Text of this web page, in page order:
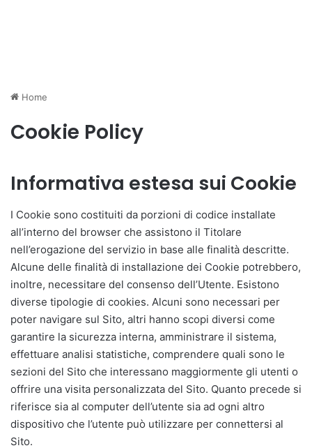
Home
Cookie Policy
Informativa estesa sui Cookie
I Cookie sono costituiti da porzioni di codice installate
all’interno del browser che assistono il Titolare
nell’erogazione del servizio in base alle finalità descritte.
Alcune delle finalità di installazione dei Cookie potrebbero,
inoltre, necessitare del consenso dell’Utente. Esistono
diverse tipologie di cookies. Alcuni sono necessari per
poter navigare sul Sito, altri hanno scopi diversi come
garantire la sicurezza interna, amministrare il sistema,
effettuare analisi statistiche, comprendere quali sono le
sezioni del Sito che interessano maggiormente gli utenti o
offrire una visita personalizzata del Sito. Quanto precede si
riferisce sia al computer dell’utente sia ad ogni altro
dispositivo che l’utente può utilizzare per connettersi al
Sito.